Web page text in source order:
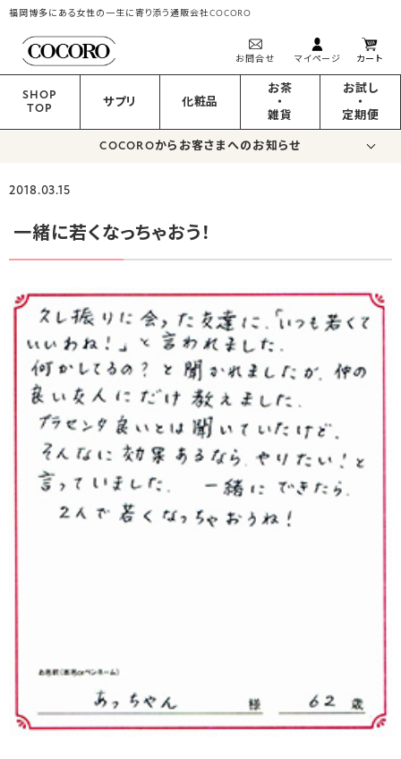
福岡博多にある女性の一生に寄り添う通販会社COCORO
お問合せ マイページ カート
SHOP
TOP
サプリ 化粧品
お茶
・
雑貨
お試し
・
定期便
COCOROからお客さまへのお知らせ
2018.03.15
一緒に若くなっちゃおう！